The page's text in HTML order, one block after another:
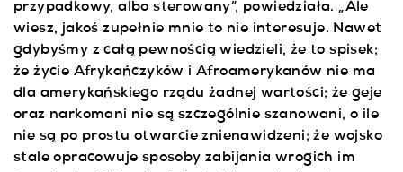
przypadkowy, albo sterowany”, powiedziała. „Ale
wiesz, jakoś zupełnie mnie to nie interesuje. Nawet
gdybyśmy z całą pewnością wiedzieli, że to spisek;
że życie Afrykańczyków i Afroamerykanów nie ma
dla amerykańskiego rządu żadnej wartości; że geje
oraz narkomani nie są szczególnie szanowani, o ile
nie są po prostu otwarcie znienawidzeni; że wojsko
stale opracowuje sposoby zabijania wrogich im